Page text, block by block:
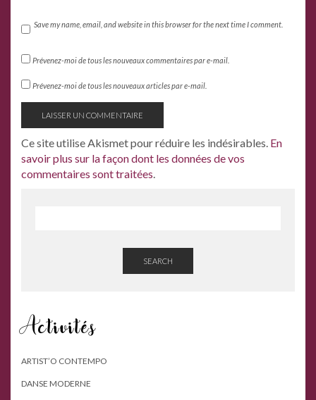
Save my name, email, and website in this browser for the next time I comment.
Prévenez-moi de tous les nouveaux commentaires par e-mail.
Prévenez-moi de tous les nouveaux articles par e-mail.
Ce site utilise Akismet pour réduire les indésirables. En
savoir plus sur la façon dont les données de vos
commentaires sont traitées.
SEARCH
Activités
ARTIST’O CONTEMPO
DANSE MODERNE